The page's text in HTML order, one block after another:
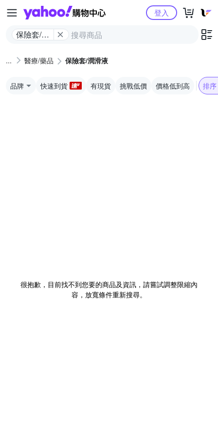
Yahoo購物中心
保險套/潤
登入
醫療/藥品 保險套/潤滑液
品牌 快速到貨 有現貨 挑戰低價 價格低到高 排序
很抱歉，目前找不到您要的商品及資訊，請嘗試調整限縮內
容，放寬條件重新搜尋。